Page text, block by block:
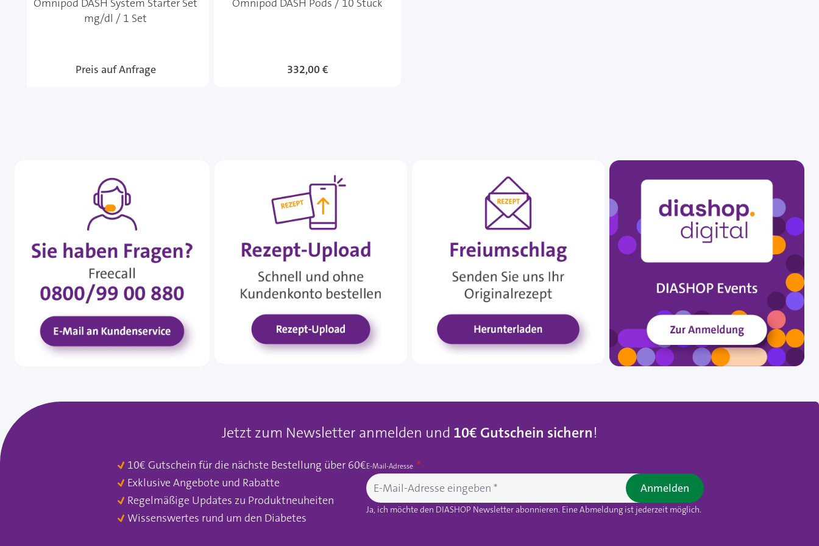
Omnipod DASH System Starter Set
mg/dl / 1 Set
Preis auf Anfrage
Omnipod DASH Pods / 10 Stück
332,00 €
Jetzt zum Newsletter anmelden und 10€ Gutschein sichern!
10€ Gutschein für die nächste Bestellung über 60€
Exklusive Angebote und Rabatte
Regelmäßige Updates zu Produktneuheiten
Wissenswertes rund um den Diabetes
E-Mail-Adresse
Ja, ich möchte den DIASHOP Newsletter abonnieren. Eine Abmeldung ist jederzeit möglich.
Anmelden